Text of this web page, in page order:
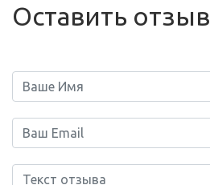
Оставить отзыв